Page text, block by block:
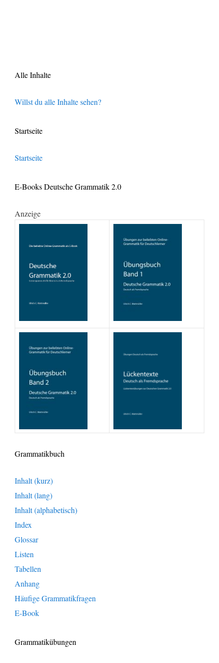
Alle Inhalte
Willst du alle Inhalte sehen?
Startseite
Startseite
E-Books Deutsche Grammatik 2.0
Anzeige
Grammatikbuch
Inhalt (kurz)
Inhalt (lang)
Inhalt (alphabetisch)
Index
Glossar
Listen
Tabellen
Anhang
Häufige Grammatikfragen
E-Book
Grammatikübungen